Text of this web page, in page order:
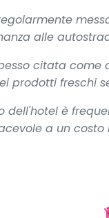
alle
citata
prodotti freschi
dell'hotel è
a un costo